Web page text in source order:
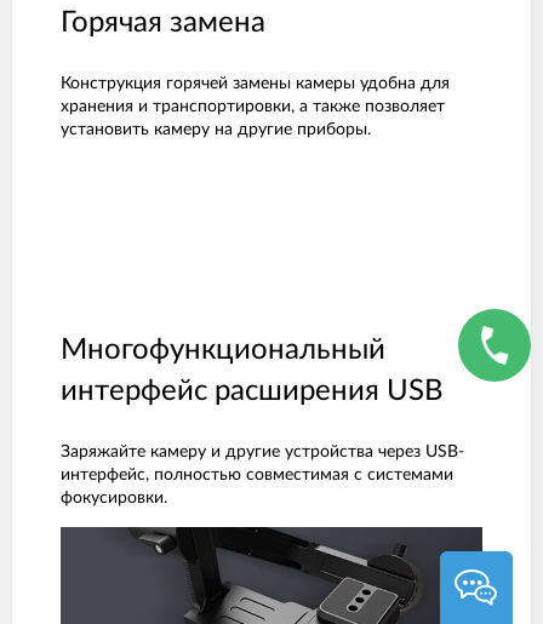
Горячая замена
Конструкция горячей замены камеры удобна для
хранения и транспортировки, а также позволяет
установить камеру на другие приборы.
Многофункциональный
интерфейс расширения USB
Заряжайте камеру и другие устройства через USB-
интерфейс, полностью совместимая с системами
фокусировки.